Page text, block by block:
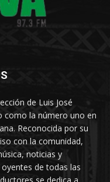
de Luis José
como la número uno en
Reconocida por su
con la comunidad,
noticias y
de todas las